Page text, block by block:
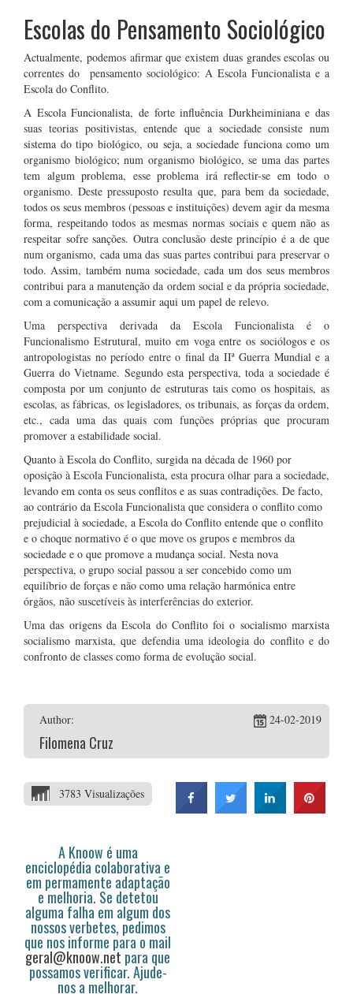
Escolas do Pensamento Sociológico
Actualmente, podemos afirmar que existem duas grandes escolas ou
correntes do pensamento sociológico: A Escola Funcionalista e a
Escola do Conflito.
A Escola Funcionalista, de forte influência Durkheiminiana e das
suas teorias positivistas, entende que a sociedade consiste num
sistema do tipo biológico, ou seja, a sociedade funciona como um
organismo biológico; num organismo biológico, se uma das partes
tem algum problema, esse problema irá reflectir-se em todo o
organismo. Deste pressuposto resulta que, para bem da sociedade,
todos os seus membros (pessoas e instituições) devem agir da mesma
forma, respeitando todos as mesmas normas sociais e quem não as
respeitar sofre sanções. Outra conclusão deste princípio é a de que
num organismo, cada uma das suas partes contribui para preservar o
todo. Assim, também numa sociedade, cada um dos seus membros
contribui para a manutenção da ordem social e da própria sociedade,
com a comunicação a assumir aqui um papel de relevo.
Uma perspectiva derivada da Escola Funcionalista é o
Funcionalismo Estrutural, muito em voga entre os sociólogos e os
antropologistas no período entre o final da IIª Guerra Mundial e a
Guerra do Vietname. Segundo esta perspectiva, toda a sociedade é
composta por um conjunto de estruturas tais como os hospitais, as
escolas, as fábricas, os legisladores, os tribunais, as forças da ordem,
etc., cada uma das quais com funções próprias que procuram
promover a estabilidade social.
Quanto à Escola do Conflito, surgida na década de 1960 por
oposição à Escola Funcionalista, esta procura olhar para a sociedade,
levando em conta os seus conflitos e as suas contradições. De facto,
ao contrário da Escola Funcionalista que considera o conflito como
prejudicial à sociedade, a Escola do Conflito entende que o conflito
e o choque normativo é o que move os grupos e membros da
sociedade e o que promove a mudança social. Nesta nova
perspectiva, o grupo social passou a ser concebido como um
equilíbrio de forças e não como uma relação harmónica entre
órgãos, não suscetíveis às interferências do exterior.
Uma das origens da Escola do Conflito foi o socialismo marxista
socialismo marxista, que defendia uma ideologia do conflito e do
confronto de classes como forma de evolução social.
Author:
Filomena Cruz
24-02-2019
3783 Visualizações
A Knoow é uma
enciclopédia colaborativa e
em permamente adaptação
e melhoria. Se detetou
alguma falha em algum dos
nossos verbetes, pedimos
que nos informe para o mail
geral@knoow.net para que
possamos verificar. Ajude-
nos a melhorar.